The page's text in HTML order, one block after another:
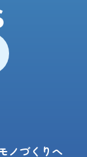
ノづくりへ